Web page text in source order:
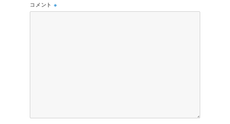
コメント ※